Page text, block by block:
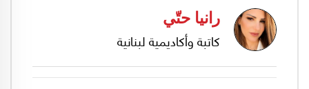
رانيا حتّي
كاتبة وأكاديمية لبنانية